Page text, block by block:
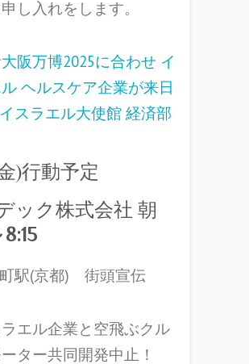
し入れをします。
大阪万博2025に合わせ イ
ヘルスケア企業が来日
スラエル大使館 経済部
)行動予定
ック株式会社 朝
8:15
町駅(京都) 街頭宣伝
エル企業と空飛ぶクル
ター共同開発中止！